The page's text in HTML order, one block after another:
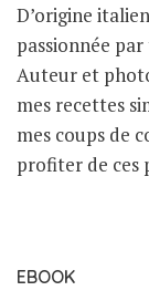
D’origine
passionnée
Auteur et
mes recettes
mes coups de
profiter de ces
EBOOK